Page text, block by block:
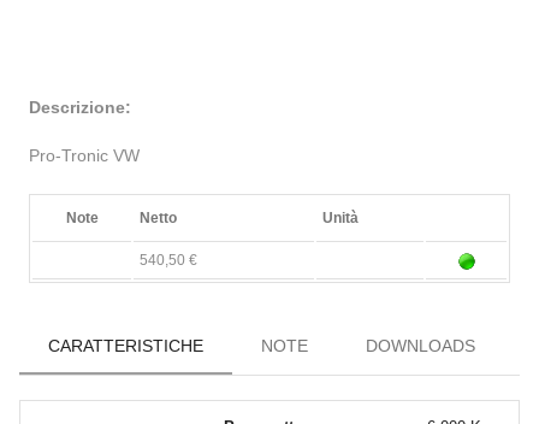
Descrizione:
Pro-Tronic VW
Note Netto Unità
540,50 €
CARATTERISTICHE NOTE DOWNLOADS